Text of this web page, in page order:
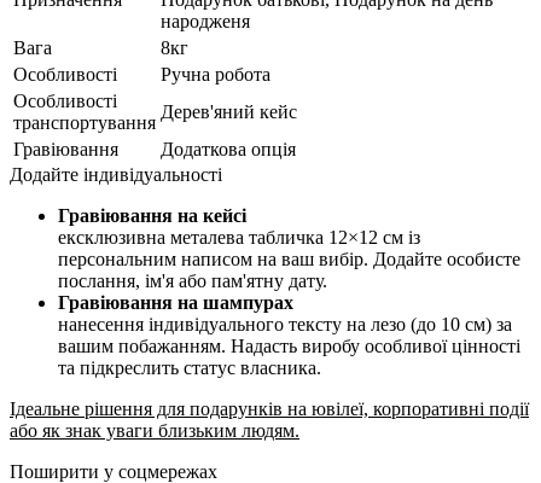
народженя
Вага
8кг
Особливості
Ручна робота
Особливості
транспортування
Дерев'яний кейс
Гравіювання
Додаткова опція
Додайте індивідуальності
Гравіювання на кейсі
ексклюзивна металева табличка 12×12 см із
персональним написом на ваш вибір. Додайте особисте
послання, ім'я або пам'ятну дату.
Гравіювання на шампурах
нанесення індивідуального тексту на лезо (до 10 см) за
вашим побажанням. Надасть виробу особливої цінності
та підкреслить статус власника.
Ідеальне рішення для подарунків на ювілеї, корпоративні події
або як знак уваги близьким людям.
Поширити у соцмережах